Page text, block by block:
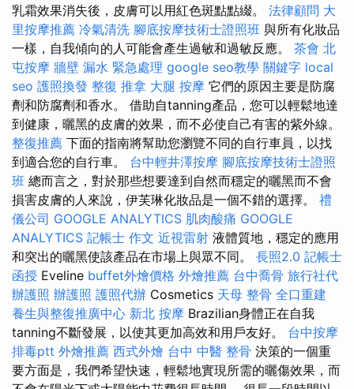
乳霜效果消失後，皮膚可以用紅色斑點點綴。 法律顧問 大
里按摩推薦 冷氣清洗 腳底按摩技術士證照班 與所有化妝品
一樣，自我傾向的人可能會產生過敏和過敏反應。 茶會 北
屯按摩 牆壁 漏水 緊急處理 google seo教學 關鍵字 local
seo 護照換發 整復 推拿 大腿 按摩 它們的原因主要是防腐
劑和防腐劑和香水。 借助自tanning產品，您可以輕鬆地達
到健康，曬黑的皮膚的效果，而不必使自己有害的紫外線。
整復推薦 下面的指南將幫助您瀏覽不同的自行車員，以找
到適合您的自行車。 台中輕井澤按摩 腳底按摩技術士證照
班 總而言之，對於那些想要達到自然而穩定的曬黑而不會
損害皮膚的人來說，伊芙琳化妝品是一個不錯的選擇。 禮
儀公司 GOOGLE ANALYTICS 肌肉酸痛 GOOGLE
ANALYTICS 記帳士 作文 近視雷射 液體質地，穩定的應用
和突出的曬黑使該產品在市場上與眾不同。 長照2.0 記帳士
函授 Eveline buffet外燴價格 外燴推薦 台中喬骨 旅行社代
辦護照 辦護照 護照代辦 Cosmetics 天母 整骨 全口重建
養生與整復推廣中心 新北 按摩 Brazilian身體正在自我
tanning不斷發展，以使其更加高效和用戶友好。 台中按摩
排毒ptt 外燴推薦 西式外燴 台中 中醫 整骨 決策的一個重
要方面是，我們希望快速，輕鬆地實現所需的曬傷效果，而